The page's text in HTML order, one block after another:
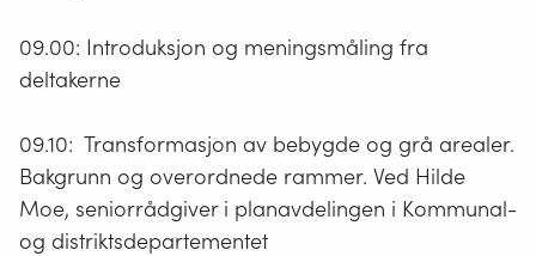
09.00: Introduksjon og meningsmåling fra
deltakerne
09.10: Transformasjon av bebygde og grå arealer.
Bakgrunn og overordnede rammer. Ved Hilde
Moe, seniorrådgiver i planavdelingen i Kommunal-
og distriktsdepartementet